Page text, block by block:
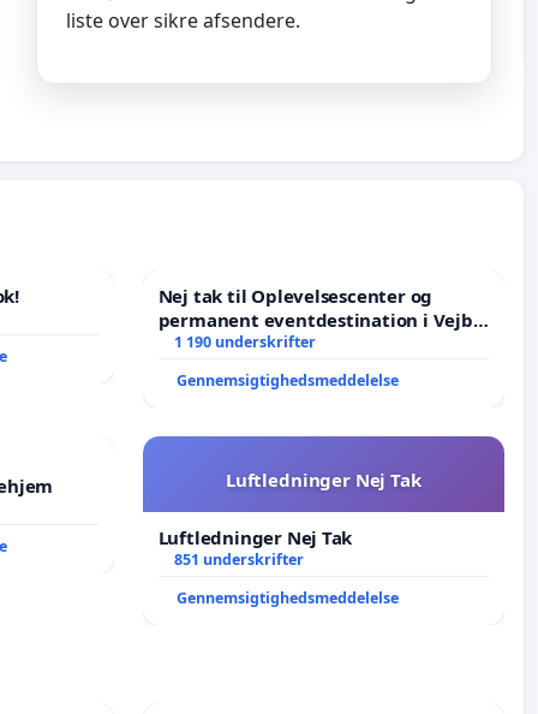
liste over sikre afsendere.
Nej tak til Oplevelsescenter og
permanent eventdestination i Vejby
- Ja tak til et levende lokalområde i
1 190 underskrifter
Gennemsigtighedsmeddelelse
Luftledninger Nej Tak
Luftledninger Nej Tak
851 underskrifter
Gennemsigtighedsmeddelelse